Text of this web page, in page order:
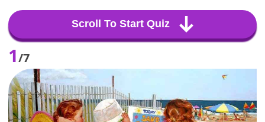
Scroll To Start Quiz
1/7